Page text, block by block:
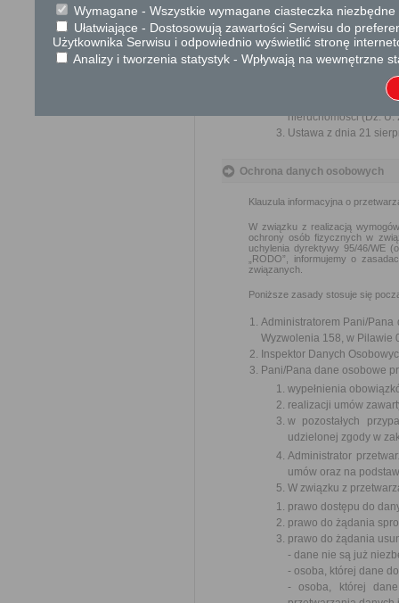
Organ właściwy dla
miesiąca.
Podstawa prawna
Ustawa z dnia 14
Rozporządzenie
nieruchomości (Dz. U.
Ustawa z dnia 21
Ochrona danych osobowych
Klauzula informacyjna o
W związku z realizacją
ochrony osób fizycznych w
uchylenia dyrektywy 95/46/WE
„RODO”, informujemy o
związanych.
Poniższe zasady stosuje się
Administratorem Pani/
Wyzwolenia 158, w Pilawie
Inspektor Danych
Pani/Pana dane osobowe
wypełnienia
realizacji umów
w pozostałych
udzielonej zgody w
Administrator
umów oraz na
W związku z
prawo dostępu do
prawo do żądania
prawo do żądania
- dane nie są już
- osoba, której dane
- osoba, której
Wymagane - Wszystkie wymagane ciasteczka
Ułatwiające - Dostosowują zawartości Serwisu do
Użytkownika Serwisu i odpowiednio wyświetlić stronę
Analizy i tworzenia statystyk - Wpływają na wewnętrzne